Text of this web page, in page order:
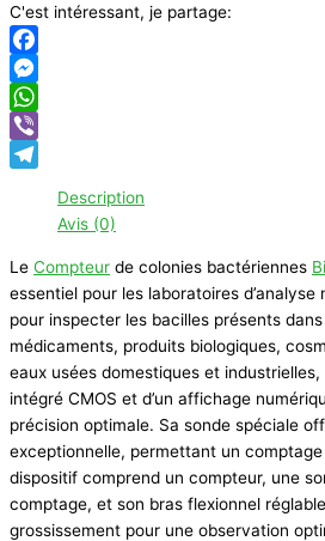
C'est intéressant, je partage:
Facebook
Messenger
WhatsApp
Viber
Description
Avis (0)
Le Compteur de colonies bactériennes
essentiel pour les laboratoires d’analyse
pour inspecter les bacilles présents
médicaments, produits biologiques,
eaux usées domestiques et industrielles,
intégré CMOS et d’un affichage
précision optimale. Sa sonde spéciale
exceptionnelle, permettant un
dispositif comprend un compteur, une
comptage, et son bras flexionnel
grossissement pour une observation